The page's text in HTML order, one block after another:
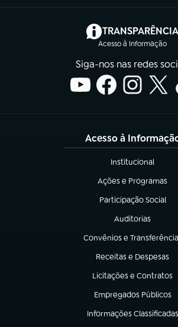
TRANSPARÊNCIA
Acesso à Informação
(abre em
Siga-nos nas redes
Acesso à
Institucional
(abre em nova aba)
Ações e Programas
(abre em nova aba)
Participação Social
(abre em nova aba)
Auditorias
(abre em nova aba)
Convênios e
(abre em nova aba)
Receitas e Despesas
(abre em nova aba)
Licitações e Contratos
(abre em nova aba)
Empregados Públicos
(abre em nova aba)
Informações Classificadas
(abre em nova aba)